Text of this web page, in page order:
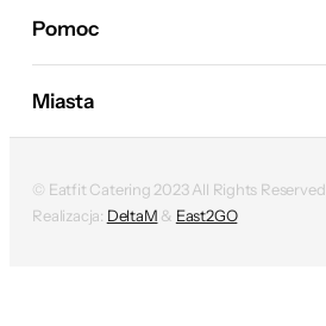
Pomoc
© Eatfit Catering 2023 All Rights Reserved
Realizacja: DeltaM & East2GO
Miasta